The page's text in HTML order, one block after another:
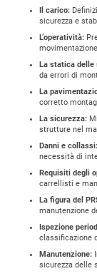
Il carico:
sicurezza e
L’operatività:
La statica delle
da errori di
La
corretto
La sicurezza:
strutture nel
Danni e collassi:
necessità di
Requisiti degli
carrellisti e
La figura del
manutenzione
Ispezione
classificazione
Manutenzione:
sicurezza delle